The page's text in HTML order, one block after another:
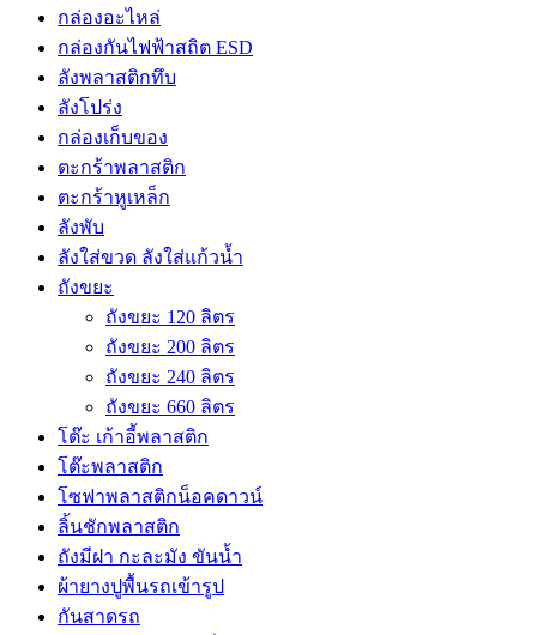
กล่องอะไหล่
กล่องกันไฟฟ้าสถิต ESD
ลังพลาสติกทึบ
ลังโปร่ง
กล่องเก็บของ
ตะกร้าพลาสติก
ตะกร้าหูเหล็ก
ลังพับ
ลังใส่ขวด ลังใส่แก้วน้ำ
ถังขยะ
ถังขยะ 120 ลิตร
ถังขยะ 200 ลิตร
ถังขยะ 240 ลิตร
ถังขยะ 660 ลิตร
โต๊ะ เก้าอี้พลาสติก
โต๊ะพลาสติก
โซฟาพลาสติกน็อคดาวน์
ลิ้นชักพลาสติก
ถังมีฝา กะละมัง ขันน้ำ
ผ้ายางปูพื้นรถเข้ารูป
กันสาดรถ